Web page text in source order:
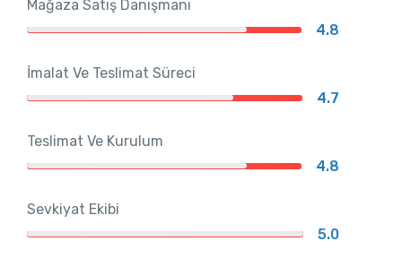
Mağaza Satış Danışmanı
4.8
İmalat Ve Teslimat Süreci
4.7
Teslimat Ve Kurulum
4.8
Sevkiyat Ekibi
5.0